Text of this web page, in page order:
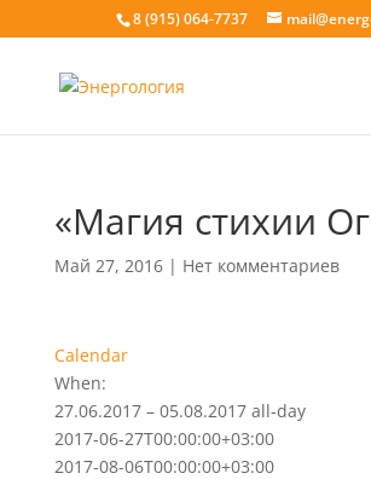
8 (915) 064-7737
«Магия стихии
Май 27, 2016| Нет комментариев
Calendar
When:
27.06.2017 – 05.08.2017 all-day
2017-06-27T00:00:00+03:00
2017-08-06T00:00:00+03:00